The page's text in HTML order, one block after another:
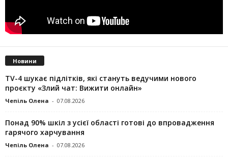
Новини
TV-4 шукає підлітків, які стануть ведучими нового
проєкту «Злий чат: Вижити онлайн»
Чепіль Олена - 07.08.2026
Понад 90% шкіл з усієї області готові до впровадження
гарячого харчування
Чепіль Олена - 07.08.2026